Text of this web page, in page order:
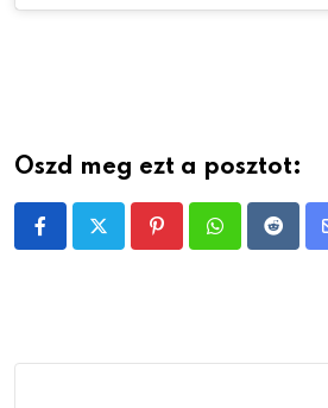
Oszd meg ezt a posztot:
PinterestWhatsappReddit